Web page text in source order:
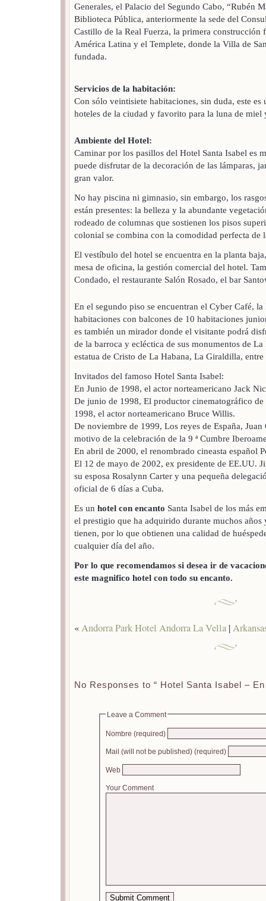
Generales, el Palacio del Segundo Cabo, “Rubén
Biblioteca Pública, anteriormente la sede del
Castillo de la Real Fuerza, la primera construcción
América Latina y el Templete, donde la Villa de
fundada.
Servicios de la habitación:
Con sólo veintisiete habitaciones, sin duda, este es
hoteles de la ciudad y favorito para la luna de miel
Ambiente del Hotel:
Caminar por los pasillos del Hotel Santa Isabel es
puede disfrutar de la decoración de las lámparas,
gran valor.
No hay piscina ni gimnasio, sin embargo, los
están presentes: la belleza y la abundante
rodeado de columnas que sostienen los pisos
colonial se combina con la comodidad perfecta de
El vestíbulo del hotel se encuentra en la planta
mesa de oficina, la gestión comercial del hotel.
Condado, el restaurante Salón Rosado, el bar
En el segundo piso se encuentran el Cyber Café,
habitaciones con balcones de 10 habitaciones
es también un mirador donde el visitante podrá
de la barroca y ecléctica de sus monumentos de
estatua de Cristo de La Habana, La Giraldilla, entre
Invitados del famoso Hotel Santa Isabel:
En Junio de 1998, el actor norteamericano Jack
De junio de 1998, El productor cinematográfico
1998, el actor norteamericano Bruce Willis.
De noviembre de 1999, Los reyes de España,
motivo de la celebración de la 9 ª Cumbre
En abril de 2000, el renombrado cineasta español
El 12 de mayo de 2002, ex presidente de EE.UU.
su esposa Rosalynn Carter y una pequeña
oficial de 6 días a Cuba.
Es un hotel con encanto Santa Isabel de los más
el prestigio que ha adquirido durante muchos
tienen, por lo que obtienen una calidad de
cualquier día del año.
Por lo que recomendamos si desea ir de
este magnifico hotel con todo su encanto.
«Andorra Park Hotel Andorra La Vella |
No Responses to “ Hotel Santa Isabel –
Leave a Comment
Nombre (required)
Mail (will not be published) (required)
Web
Your Comment